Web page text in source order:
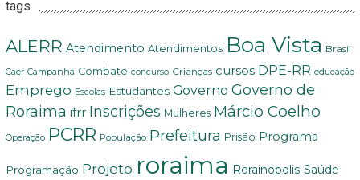
tags
ALERR Atendimento Atendimentos Boa Vista Brasil
Caer Campanha Combate concurso Crianças cursos DPE-RR educação
Emprego Escolas Estudantes Governo Governo de
Roraima ifrr Inscrições Mulheres Márcio Coelho
Operação PCRR População Prefeitura Prisão Programa
Programação Projeto roraima Rorainópolis Saúde